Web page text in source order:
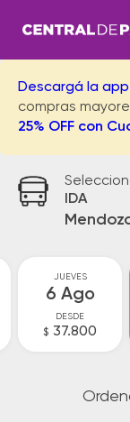
Descargá la app
compras
25% OFF con
IDA
JUEVES
6 Ago
DESDE
$ 37.800